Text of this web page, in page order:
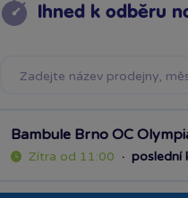
Ihned k odběru
Bambule Brno OC
Zítra od 11:00 · poslední